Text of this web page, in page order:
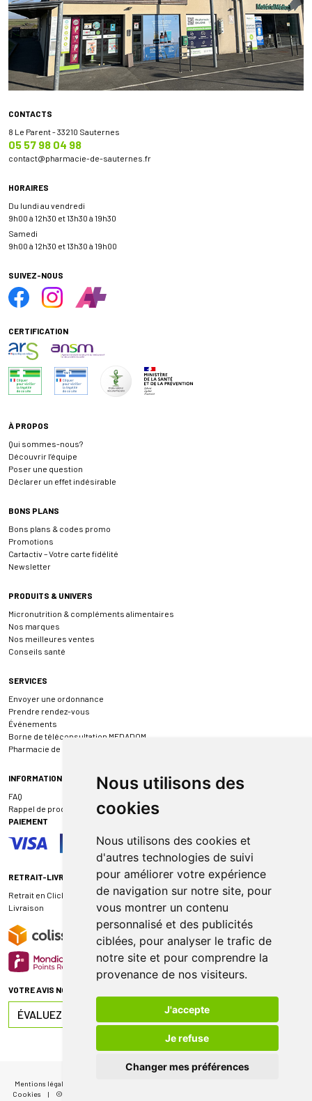
Nous utilisons des
cookies
Nous utilisons des cookies et
d'autres technologies de suivi
pour améliorer votre expérience
de navigation sur notre site, pour
vous montrer un contenu
personnalisé et des publicités
ciblées, pour analyser le trafic de
notre site et pour comprendre la
provenance de nos visiteurs.
J'accepte
Je refuse
Changer mes préférences
CONTACTS
8 Le Parent - 33210 Sauternes
05 57 98 04 98
contact@pharmacie-de-sauternes.fr
HORAIRES
Du lundi au vendredi
9h00 à 12h30 et 13h30 à 19h30
Samedi
9h00 à 12h30 et 13h30 à 19h00
SUIVEZ-NOUS
CERTIFICATION
À PROPOS
Qui sommes-nous?
Découvrir l’équipe
Poser une question
Déclarer un effet indésirable
BONS PLANS
Bons plans & codes promo
Promotions
Cartactiv – Votre carte fidélité
Newsletter
PRODUITS & UNIVERS
Micronutrition & compléments alimentaires
Nos marques
Nos meilleures ventes
Conseils santé
SERVICES
Envoyer une ordonnance
Prendre rendez-vous
Événements
Borne de téléconsultation MEDADOM
Pharmacie de garde
INFORMATIONS
FAQ
Rappel de produit
PAIEMENT
RETRAIT-LIVRAISON
Retrait en Click & Collect
Livraison
VOTRE AVIS NOUS INTÉRESSE
ÉVALUEZ-NOUS SUR
Mentions légales
Cookies
| © 2026 Pharmacie de Sauternes